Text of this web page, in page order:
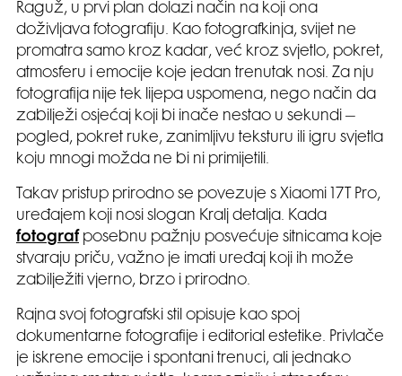
Raguž, u prvi plan dolazi način na koji ona
doživljava fotografiju. Kao fotografkinja, svijet ne
promatra samo kroz kadar, već kroz svjetlo, pokret,
atmosferu i emocije koje jedan trenutak nosi. Za nju
fotografija nije tek lijepa uspomena, nego način da
zabilježi osjećaj koji bi inače nestao u sekundi –
pogled, pokret ruke, zanimljivu teksturu ili igru svjetla
koju mnogi možda ne bi ni primijetili.
Takav pristup prirodno se povezuje s Xiaomi 17T Pro,
uređajem koji nosi slogan Kralj detalja. Kada
fotograf posebnu pažnju posvećuje sitnicama koje
stvaraju priču, važno je imati uređaj koji ih može
zabilježiti vjerno, brzo i prirodno.
Rajna svoj fotografski stil opisuje kao spoj
dokumentarne fotografije i editorial estetike. Privlače
je iskrene emocije i spontani trenuci, ali jednako